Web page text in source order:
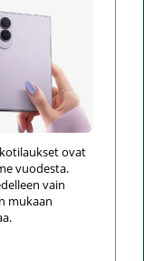
ovat
vuodesta.
vain
mukaan